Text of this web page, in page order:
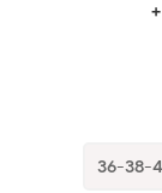
+
36-38-